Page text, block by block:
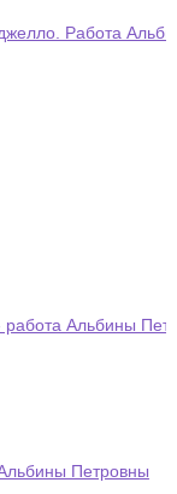
Работа
Альбины
Петровны